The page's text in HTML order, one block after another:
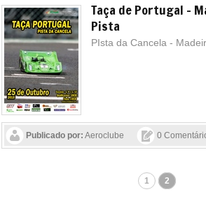
Taça de Portugal -
Pista
PIsta da Cancela -
Publicado por: Aeroclube 0
1 2